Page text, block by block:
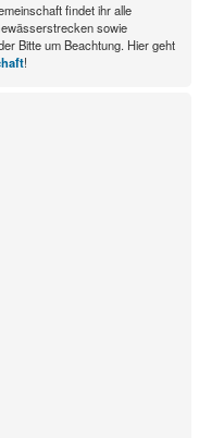
findet ihr alle
sowie
Bitte um Beachtung. Hier geht
!